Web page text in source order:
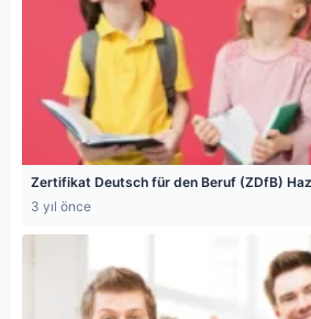
Zertifikat Deutsch für den Beruf (ZDfB)
3 yıl önce